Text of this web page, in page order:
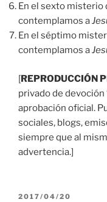
En el sexto misterio
contemplamos a
En el séptimo
contemplamos a
[REPRODUCCIÓN
privado de devoción
aprobación oficial.
sociales, blogs,
siempre que al
advertencia.]
PUBLICADO
2017/04/20